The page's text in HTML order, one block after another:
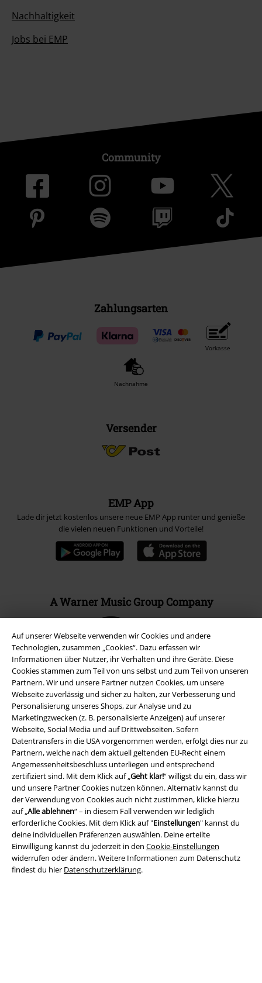
Auf unserer Webseite verwenden wir Cookies und andere
Technologien, zusammen „Cookies“. Dazu erfassen wir
Informationen über Nutzer, ihr Verhalten und ihre Geräte. Diese
Cookies stammen zum Teil von uns selbst und zum Teil von unseren
Partnern. Wir und unsere Partner nutzen Cookies, um unsere
Webseite zuverlässig und sicher zu halten, zur Verbesserung und
Personalisierung unseres Shops, zur Analyse und zu
Marketingzwecken (z. B. personalisierte Anzeigen) auf unserer
Webseite, Social Media und auf Drittwebseiten. Sofern
Datentransfers in die USA vorgenommen werden, erfolgt dies nur zu
Partnern, welche nach dem aktuell geltenden EU-Recht einem
Angemessenheitsbeschluss unterliegen und entsprechend
zertifiziert sind. Mit dem Klick auf „Geht klar!“ willigst du ein, dass wir
und unsere Partner Cookies nutzen können. Alternativ kannst du
der Verwendung von Cookies auch nicht zustimmen, klicke hierzu
auf „Alle ablehnen“ – in diesem Fall verwenden wir lediglich
erforderliche Cookies. Mit dem Klick auf "Einstellungen" kannst du
deine individuellen Präferenzen auswählen. Deine erteilte
Einwilligung kannst du jederzeit in den Cookie-Einstellungen
widerrufen oder ändern. Weitere Informationen zum Datenschutz
findest du hier Datenschutzerklärung.
Nachhaltigkeit
Jobs bei EMP
Community
Zahlungsarten
Vorkasse
Nachnahme
Versender
EMP App
Lade dir jetzt kostenlos unsere neue EMP App runter und genieße
die vielen neuen Funktionen und Vorteile!
A Warner Music Group Company
Rechtliches
AGB
Impressum
Datenschutz
Entsorgung und Umweltschutz